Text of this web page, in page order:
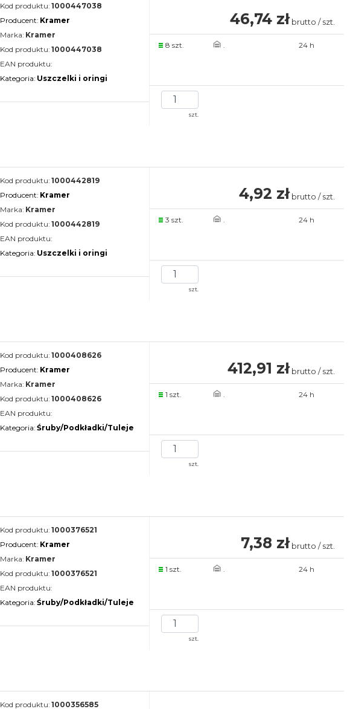
Kod produktu: 1000447038
Producent: Kramer
Marka: Kramer
Kod produktu: 1000447038
EAN produktu:
Kategoria: Uszczelki i oringi
46,74 zł brutto / szt.
8 szt. . 24 h
szt.
Kod produktu: 1000442819
Producent: Kramer
Marka: Kramer
Kod produktu: 1000442819
EAN produktu:
Kategoria: Uszczelki i oringi
4,92 zł brutto / szt.
3 szt. . 24 h
szt.
Kod produktu: 1000408626
Producent: Kramer
Marka: Kramer
Kod produktu: 1000408626
EAN produktu:
Kategoria: Śruby/Podkładki/Tuleje
412,91 zł brutto / szt.
1 szt. . 24 h
szt.
Kod produktu: 1000376521
Producent: Kramer
Marka: Kramer
Kod produktu: 1000376521
EAN produktu:
Kategoria: Śruby/Podkładki/Tuleje
7,38 zł brutto / szt.
1 szt. . 24 h
szt.
Kod produktu: 1000356585